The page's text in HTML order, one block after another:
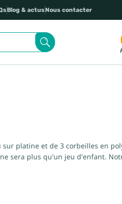
Blog & actusNous contacter
platine et de 3 corbeilles en
sera plus qu'un jeu d'enfant.